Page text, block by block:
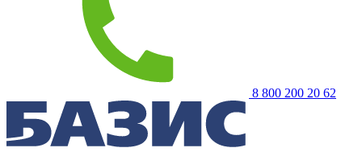
8 800 200 20 62